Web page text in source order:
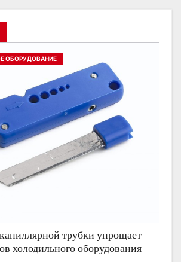
ОБОРУДОВАНИЕ
трубки упрощает
холодильного оборудования